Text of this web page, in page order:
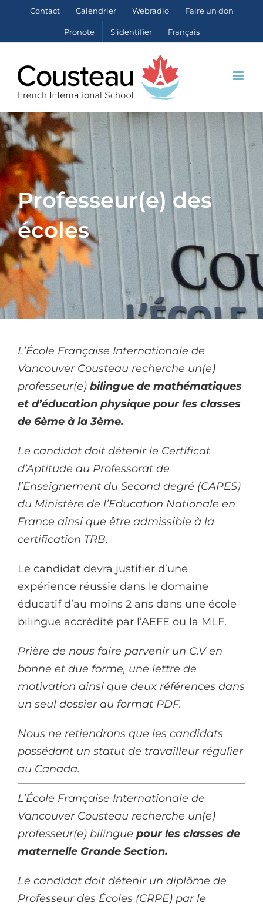
content
Contact Calendrier Webradio Faire un don
Pronote S’identifier Français
Professeur(e) des
écoles
L’École Française Internationale de
Vancouver Cousteau recherche un(e)
professeur(e) bilingue de mathématiques
et d’éducation physique pour les classes
de 6ème à la 3ème.
Le candidat doit détenir le Certificat
d’Aptitude au Professorat de
l’Enseignement du Second degré (CAPES)
du Ministère de l’Education Nationale en
France ainsi que être admissible à la
certification TRB.
Le candidat devra justifier d’une
expérience réussie dans le domaine
éducatif d’au moins 2 ans dans une école
bilingue accrédité par l’AEFE ou la MLF.
Prière de nous faire parvenir un C.V en
bonne et due forme, une lettre de
motivation ainsi que deux références dans
un seul dossier au format PDF.
Nous ne retiendrons que les candidats
possédant un statut de travailleur régulier
au Canada.
L’École Française Internationale de
Vancouver Cousteau recherche un(e)
professeur(e) bilingue pour les classes de
maternelle Grande Section.
Le candidat doit détenir un diplôme de
Professeur des Écoles (CRPE) par le